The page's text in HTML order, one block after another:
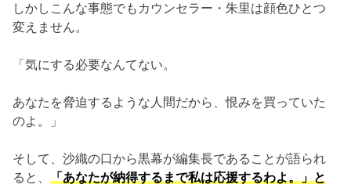
しかしこんな事態でもカウンセラー・朱里は顔色ひとつ
変えません。
「気にする必要なんてない。
あなたを脅迫するような人間だから、恨みを買っていた
のよ。」
そして、沙織の口から黒幕が編集長であることが語られ
ると、
「あなたが納得するまで私は応援するわよ。」と